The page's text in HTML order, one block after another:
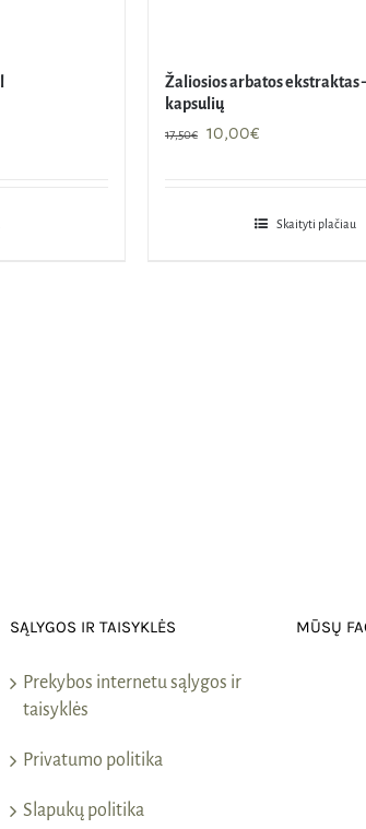
Žaliosios arbatos ekstraktas
kapsulių
17,50€
Original
17,50€.
10,00€Current
10,00€.
Skaityti plačiau
SĄLYGOS IR TAISYKLĖS
Prekybos internetu sąlygos ir
taisyklės
Privatumo politika
Slapukų politika
MŪSŲ